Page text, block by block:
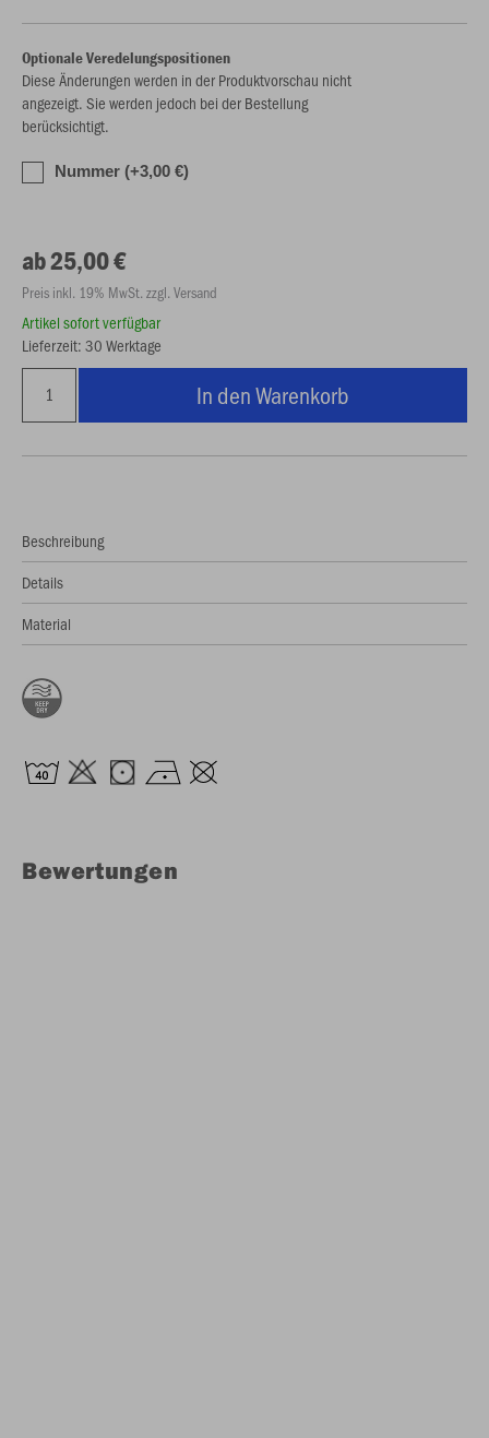
Optionale Veredelungspositionen
Diese Änderungen werden in der Produktvorschau nicht
angezeigt. Sie werden jedoch bei der Bestellung
berücksichtigt.
Nummer (+3,00 €)
ab 25,00 €
Preis inkl. 19% MwSt. zzgl. Versand
Artikel sofort verfügbar
Lieferzeit: 30 Werktage
In den Warenkorb
Beschreibung
Details
Material
Bewertungen